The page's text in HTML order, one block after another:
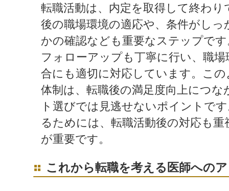
転職活動は、内定を取得して終わ
後の職場環境の適応や、条件がし
かの確認なども重要なステップで
フォローアップも丁寧に行い、職
合にも適切に対応しています。こ
体制は、転職後の満足度向上につ
ト選びでは見逃せないポイントで
るためには、転職活動後の対応も
が重要です。
これから転職を考える医師への